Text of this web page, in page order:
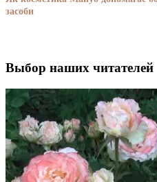
засоби
Выбор наших читателей